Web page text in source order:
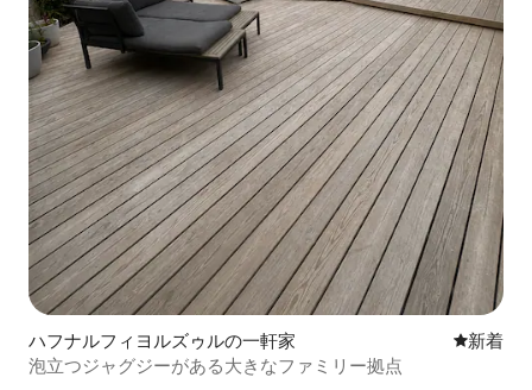
ハフナルフィヨルズゥルの一軒家 新しい宿
新着
泡立つジャグジーがある大きなファミリー拠点